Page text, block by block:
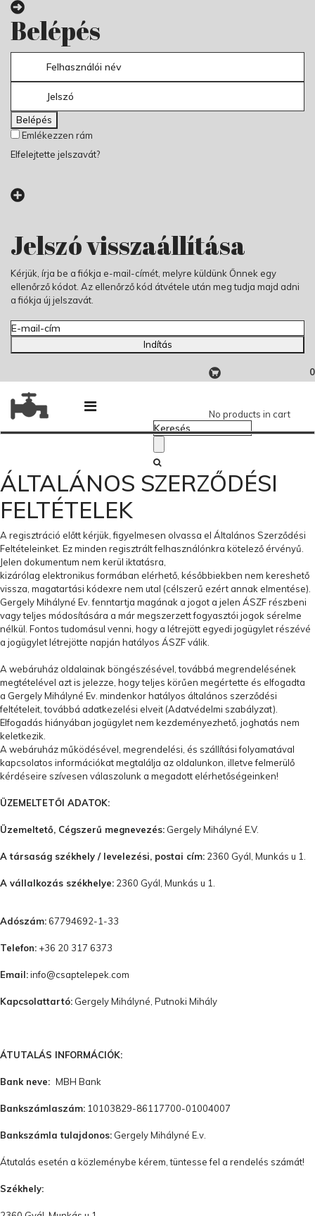
Belépés
Belépés
Emlékezzen rám
Elfelejtette jelszavát?
Jelszó visszaállítása
Kérjük, írja be a fiókja e-mail-címét, melyre küldünk Önnek egy
ellenőrző kódot. Az ellenőrző kód átvétele után meg tudja majd adni
a fiókja új jelszavát.
Indítás
0
No products in cart
ÁLTALÁNOS SZERZŐDÉSI
FELTÉTELEK
A regisztráció előtt kérjük, figyelmesen olvassa el Általános Szerződési
Feltételeinket. Ez minden regisztrált felhasználónkra kötelező érvényű.
Jelen dokumentum nem kerül iktatásra,
kizárólag elektronikus formában elérhető, későbbiekben nem kereshető
vissza, magatartási kódexre nem utal (célszerű ezért annak elmentése).
Gergely Mihályné Ev. fenntartja magának a jogot a jelen ÁSZF részbeni
vagy teljes módosítására a már megszerzett fogyasztói jogok sérelme
nélkül. Fontos tudomásul venni, hogy a létrejött egyedi jogügylet részévé
a jogügylet létrejötte napján hatályos ÁSZF válik.
A webáruház oldalainak böngészésével, továbbá megrendelésének
megtételével azt is jelezze, hogy teljes körűen megértette és elfogadta
a Gergely Mihályné Ev. mindenkor hatályos általános szerződési
feltételeit, továbbá adatkezelési elveit (Adatvédelmi szabályzat).
Elfogadás hiányában jogügylet nem kezdeményezhető, joghatás nem
keletkezik.
A webáruház működésével, megrendelési, és szállítási folyamatával
kapcsolatos információkat megtalálja az oldalunkon, illetve felmerülő
kérdéseire szívesen válaszolunk a megadott elérhetőségeinken!
ÜZEMELTETŐI ADATOK:
Üzemeltető, Cégszerű megnevezés: Gergely Mihályné E.V.
A társaság székhely / levelezési, postai cím: 2360 Gyál, Munkás u 1.
A vállalkozás székhelye: 2360 Gyál, Munkás u 1.
Adószám:67794692-1-33
Telefon: +36 20 317 6373
Email:info@csaptelepek.com
Kapcsolattartó: Gergely Mihályné, Putnoki Mihály
ÁTUTALÁS INFORMÁCIÓK:
Bank neve: MBH Bank
Bankszámlaszám: 10103829-86117700-01004007
Bankszámla tulajdonos: Gergely Mihályné E.v.
Átutalás esetén a közleménybe kérem, tüntesse fel a rendelés számát!
Székhely: